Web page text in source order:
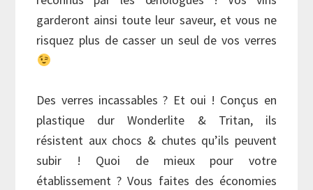
garderont ainsi toute leur saveur, et vous ne
risquez plus de casser un seul de vos verres
Des verres incassables ? Et oui ! Conçus en
plastique dur Wonderlite & Tritan, ils
résistent aux chocs & chutes qu’ils peuvent
subir ! Quoi de mieux pour votre
établissement ? Vous faites des économies